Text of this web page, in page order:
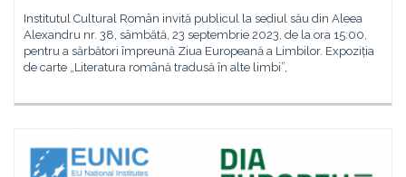
Institutul Cultural Român invită publicul la sediul său din Aleea
Alexandru nr. 38, sâmbătă, 23 septembrie 2023, de la ora 15:00,
pentru a sărbători împreună Ziua Europeană a Limbilor. Expoziția
de carte „Literatura română tradusă în alte limbi”,